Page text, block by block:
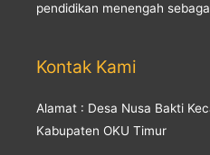
pendidikan menengah
Kontak Kami
Alamat : Desa Nusa Bakti
Kabupaten OKU Timur